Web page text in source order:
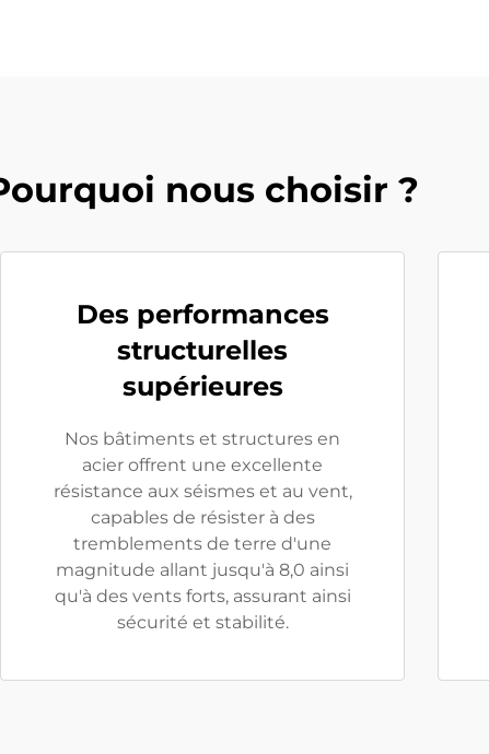
nous choisir ?
Des performances
structurelles
supérieures
Nos bâtiments et structures en
acier offrent une excellente
résistance aux séismes et au vent,
capables de résister à des
tremblements de terre d'une
magnitude allant jusqu'à 8,0 ainsi
qu'à des vents forts, assurant ainsi
sécurité et stabilité.